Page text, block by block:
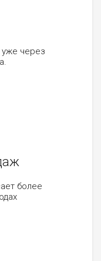
уже через
более